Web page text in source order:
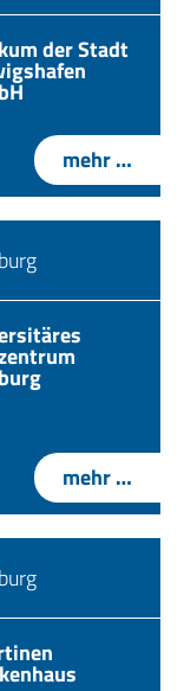
der Stadt
mehr …
mehr …